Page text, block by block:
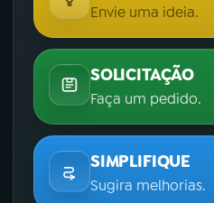
Envie uma ideia.
SOLICITAÇÃO
Faça um pedido.
SIMPLIFIQUE
Sugira melhorias.